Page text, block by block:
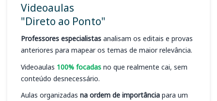
Videoaulas
"Direto ao Ponto"
Professores especialistas analisam os editais e provas
anteriores para mapear os temas de maior relevância.
Videoaulas 100% focadas no que realmente cai, sem
conteúdo desnecessário.
Aulas organizadas na ordem de importância para um